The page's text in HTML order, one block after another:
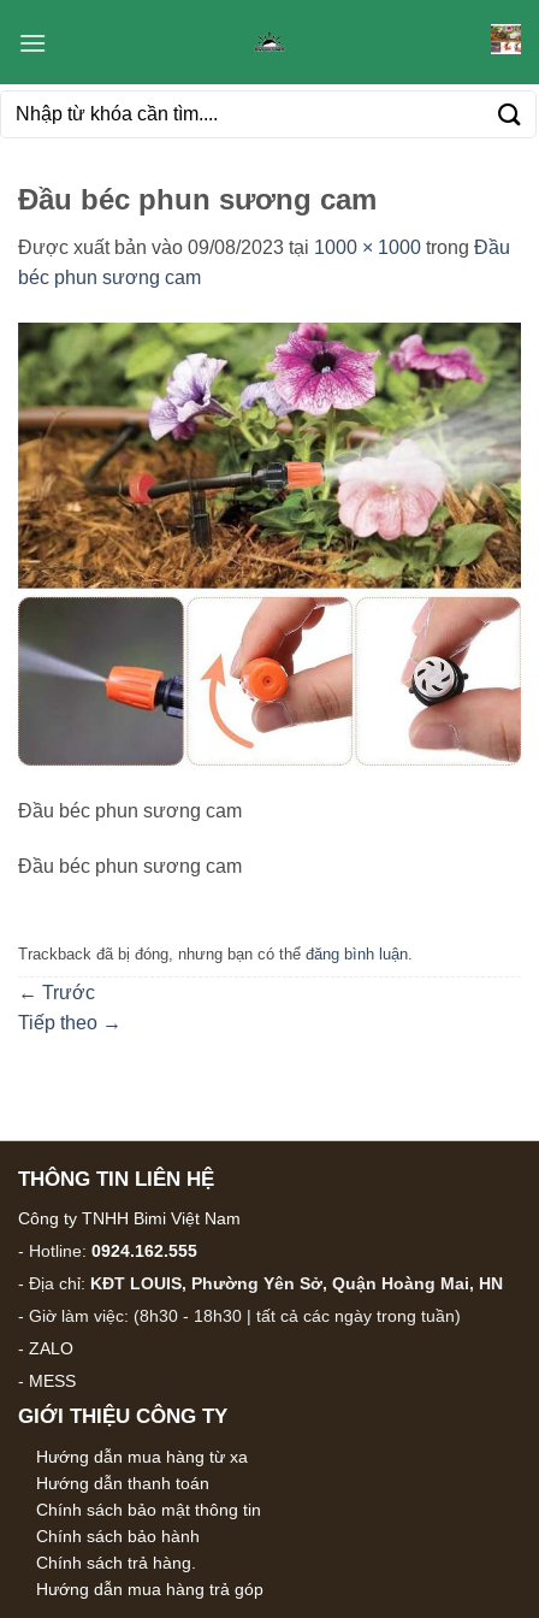
qua
dung
Tìm
Đầu béc phun sương cam
Được xuất bản vào 09/08/2023 tại 1000 × 1000 trong Đầu
béc phun sương cam
Đầu béc phun sương cam
Đầu béc phun sương cam
Trackback đã bị đóng, nhưng bạn có thể đăng bình luận.
← Trước
Tiếp theo →
THÔNG TIN LIÊN HỆ
Công ty TNHH Bimi Việt Nam
- Hotline: 0924.162.555
- Địa chỉ: KĐT LOUIS, Phường Yên Sở, Quận Hoàng Mai, HN
- Giờ làm việc: (8h30 - 18h30 | tất cả các ngày trong tuần)
- ZALO
- MESS
GIỚI THIỆU CÔNG TY
Hướng dẫn mua hàng từ xa
Hướng dẫn thanh toán
Chính sách bảo mật thông tin
Chính sách bảo hành
Chính sách trả hàng.
Hướng dẫn mua hàng trả góp